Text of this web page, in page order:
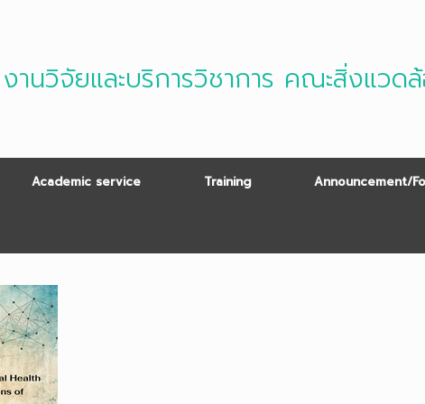
งานวิจัยและบริการวิชาการ คณะสิ่งแวด
Academic service Training Announcement/